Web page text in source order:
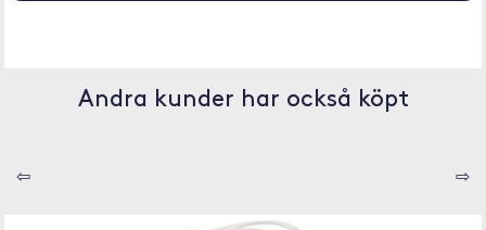
Andra kunder har också köpt
⇦ ⇨